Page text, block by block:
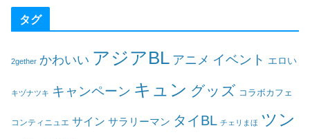
タグ
2gether かわいい アジアBL アニメ イベント エロい
キヅナツキ キャンペーン キュン グッズ コラボカフェ
コンティニュエ サイン サラリーマン タイBL チェリまほ ツン